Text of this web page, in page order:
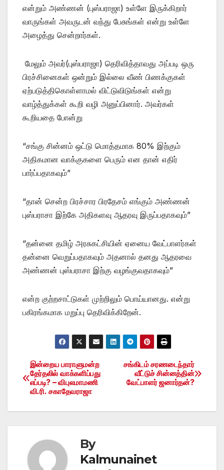
என்றும் அண்ணன் (புஸ்பராஜா) உள்ளே இருக்கிறார்
வாருங்கள் அவருடன் வந்து பேசுங்கள் என்று உள்ளே
அழைத்து சென்றார்கள்.
மேலும் அவர்(புஸ்பராஜா) தெரிவித்தாவது அப்படி ஒரு
பிரச்சினைகள் ஒன்றும் இல்லை வீண் பிணக்குகள்
ஏற்படுத்திகொள்ளாமல் விட்டுவிடுங்கள் என்று
வாழ்த்துக்கள் கூறி வழி அனுப்பினார். அவர்கள்
கூறியதை போன்று
“சங்கு சின்னம் ஒட்டு மொத்தமாக 80% இற்கும்
அதிகமான வாக்குகளை பெரும் என தான் எதிர்
பார்ப்பதாகவும்”
“தான் சென்ற பிரச்சார பிரதேசம் எங்கும் அண்ணன்
புஸ்பராசா இற்கே அதிகளவு ஆதரவு இருப்பதாகவும்”
“தன்னை தமிழ் அரசுகட்சியின் ஏனைய வேட்பாளர்கள்
தன்னை வெறுப்பதாகவும் அதனால் தனது ஆதரவை
அண்ணன் புஸ்பராசா இற்கு வழங்குவதாகவும்”
என்ற குற்றசாட்டுகள் முற்றிலும் பொய்யானது. என்று
பகிரங்கமாக மறுப்பு தெரிவிக்கிறேன்.
Post
navigation
சங்கிடம் சரணடைந்தார்
வீட்டுச் சின்னத்தின்
வேட்பாளர் ஜனார்தன்?
இன்றைய பாராளுமன்ற
தேர்தலில் வாக்களிப்பது
எப்படி? – விபுலமாமணி
வி.ரி. சகாதேவராஜா
By
Kalmunainet